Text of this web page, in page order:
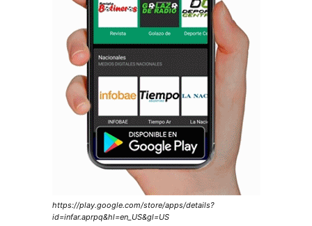
https://play.google.com/store/apps/details?
id=infar.aprpq&hl=en_US&gl=US